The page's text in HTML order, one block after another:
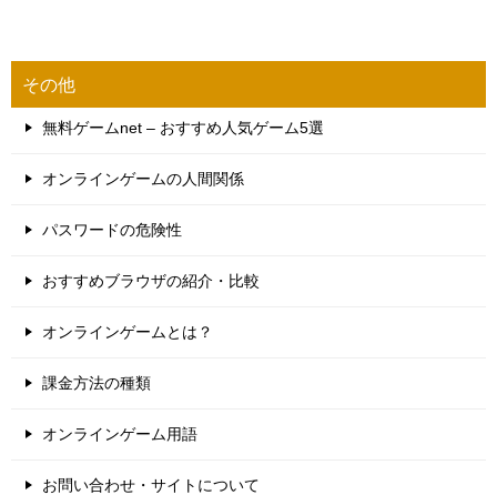
その他
無料ゲームnet – おすすめ人気ゲーム5選
オンラインゲームの人間関係
パスワードの危険性
おすすめブラウザの紹介・比較
オンラインゲームとは？
課金方法の種類
オンラインゲーム用語
お問い合わせ・サイトについて